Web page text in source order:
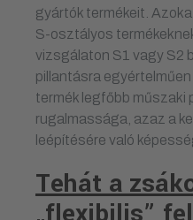
gyártók termékeit.
S-osztályos
vizsgálaton S1 vagy S2
pillantásra
termék legfőbb műszaki
rugalmassága, azaz a
leépítésére való
Tehát a